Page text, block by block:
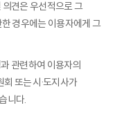
견은 우선적으로 그
경우에는 이용자에게 그
관련하여 이용자의
또는 시·도지사가
니다.